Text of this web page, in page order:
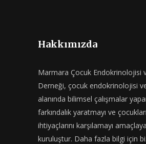
Hakkımızda
Marmara Çocuk Endokrinolojisi
Derneği, çocuk endokrinolojisi
alanında bilimsel çalışmalar
farkındalık yaratmayı ve
ihtiyaçlarını karşılamayı
kuruluştur. Daha fazla bilgi için